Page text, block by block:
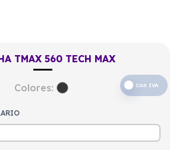
TMAX 560 TECH MAX
Con IVA
Colores: